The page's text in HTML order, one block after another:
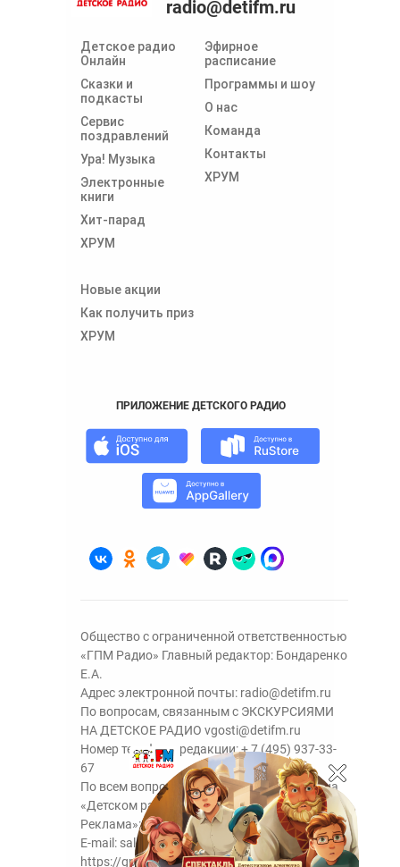
Детское радио
Онлайн
Сказки и
подкасты
Сервис
поздравлений
Ура! Музыка
Электронные
книги
Хит-парад
ХРУМ
Эфирное
расписание
Программы и шоу
О нас
Команда
Контакты
ХРУМ
Новые акции
Как получить приз
ХРУМ
radio@detifm.ru
ПРИЛОЖЕНИЕ ДЕТСКОГО РАДИО
Общество с ограниченной ответственностью
«ГПМ Радио» Главный редактор: Бондаренко
Е.А.
Адрес электронной почты: radio@detifm.ru
По вопросам, связанным с ЭКСКУРСИЯМИ
НА ДЕТСКОЕ РАДИО vgosti@detifm.ru
Номер телефона редакции:+ 7 (495) 937-33-
67
По всем вопросам размещения рекламы на
«Детском радио» - сейлз-хаус «ГПМ
Реклама»:+7 (495) 921-40-41
E-mail: sales@gazprom-media.ru
https://gpmsaleshouse.ru/